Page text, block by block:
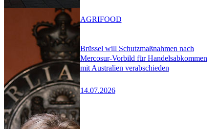
Brüssel will Schutzmaßnahmen nach
Mercosur-Vorbild für Handelsabkommen
mit Australien verabschieden
14.07.2026
AGRIFOOD